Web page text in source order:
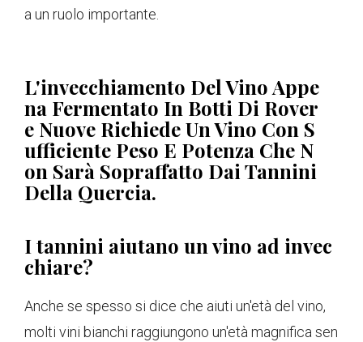
a un ruolo importante.
L'invecchiamento Del Vino Appe
Na Fermentato In Botti Di Rover
E Nuove Richiede Un Vino Con S
Ufficiente Peso E Potenza Che N
On Sarà Sopraffatto Dai Tannini
Della Quercia.
I tannini aiutano un vino ad invec
chiare?
Anche se spesso si dice che aiuti un'età del vino,
molti vini bianchi raggiungono un'età magnifica sen